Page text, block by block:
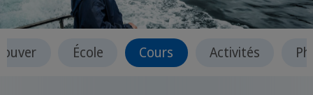
Vancouver École Cours Activités